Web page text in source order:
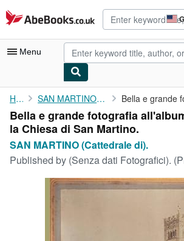
Skip to main content
AbeBooks.co.uk
Menu
My Account
My Purchases
Advanced Search
Browse Collections
Rare Books
Art & Collectables
Home SAN MARTINO (Cattedrale di).
Bella e grande fotografia
la Chiesa di San Martino.
SAN MARTINO (Cattedrale di).
Published by (Senza dati Fotografici).